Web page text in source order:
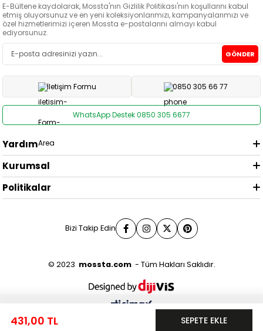
E-Bültene kaydolarak, Mossta'nın Gizlilik Politikası'nın koşullarını kabul
etmiş oluyorsunuz ve en yeni koleksiyonlarımızı, kampanyalarımızı ve
özel hizmetlerimizi içeren Mossta e-postalarını almayı kabul
ediyorsunuz.
GÖNDER
İletişim Formu 0850 305 66 77
WhatsApp Destek 0850 305 6677
Yardım
Kurumsal
Politikalar
Bizi Takip Edin
© 2023 mossta.com- Tüm Hakları Saklıdır.
Anasayfa
431,00 TL